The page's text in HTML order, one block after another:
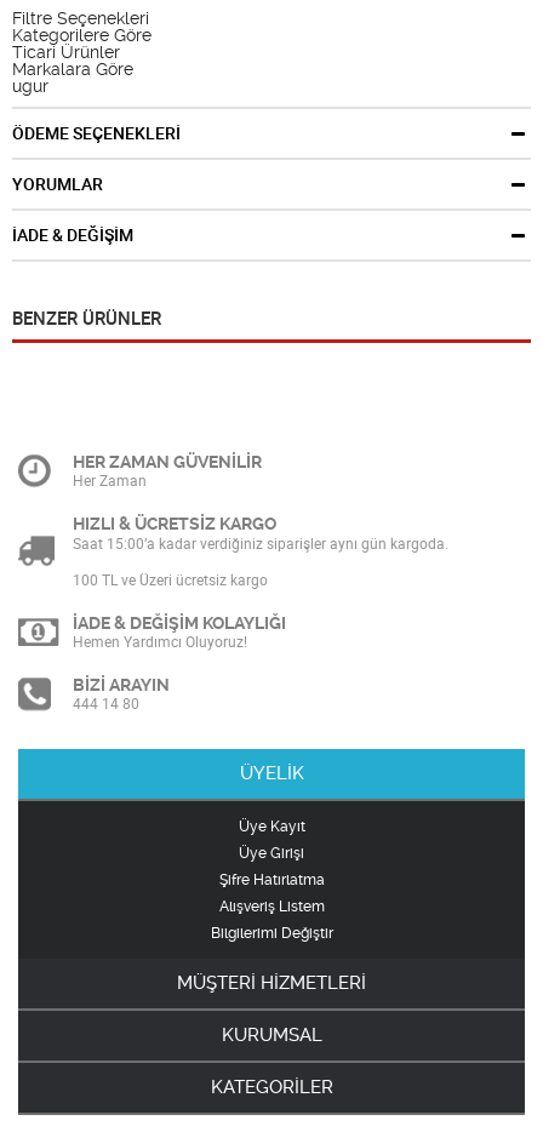
Filtre Seçenekleri
Kategorilere Göre
Ticari Ürünler
Markalara Göre
ugur
ÖDEME SEÇENEKLERİ
YORUMLAR
İADE & DEĞİŞİM
BENZER ÜRÜNLER
HER ZAMAN GÜVENİLİR
Her Zaman
HIZLI & ÜCRETSİZ KARGO
Saat 15:00’a kadar verdiğiniz siparişler aynı gün kargoda.
100 TL ve Üzeri ücretsiz kargo
İADE & DEĞİŞİM KOLAYLIĞI
Hemen Yardımcı Oluyoruz!
BİZİ ARAYIN
444 14 80
ÜYELİK
Üye Kayıt
Üye Girişi
Şifre Hatırlatma
Alışveriş Listem
Bilgilerimi Değiştir
MÜŞTERİ HİZMETLERİ
KURUMSAL
KATEGORİLER